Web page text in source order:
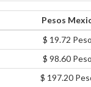
Pesos
$ 19.72
$ 98.60
$ 197.20